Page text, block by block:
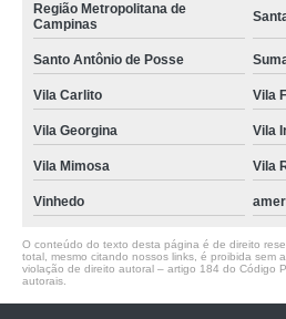
Região Metropolitana de
Campinas
Santo Antônio de Posse
Vila Carlito Vila
Vila Georgina Vila
Vila Mimosa Vila
Vinhedo
O conteúdo do texto desta página é de direito
total, mesmo citando nossos links, é proibida sem
violação de direito autoral – artigo 184 do Código
autorais